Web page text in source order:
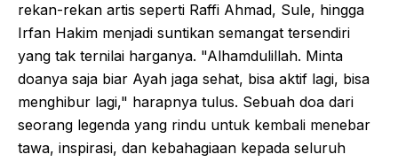
rekan-rekan artis seperti Raffi Ahmad, Sule, hingga
Irfan Hakim menjadi suntikan semangat tersendiri
yang tak ternilai harganya. "Alhamdulillah. Minta
doanya saja biar Ayah jaga sehat, bisa aktif lagi, bisa
menghibur lagi," harapnya tulus. Sebuah doa dari
seorang legenda yang rindu untuk kembali menebar
tawa, inspirasi, dan kebahagiaan kepada seluruh